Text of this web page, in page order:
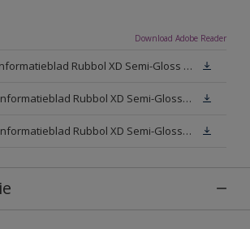
Download Adobe Reader
Technisch Informatieblad Rubbol XD Semi-Gloss (PDF)
Veiligheidsinformatieblad Rubbol XD Semi-Gloss White W05 (MSDS)
Veiligheidsinformatieblad Rubbol XD Semi-Gloss N00 (MSDS)